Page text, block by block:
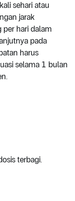
sehari atau
jarak
hari dalam
pada
harus
selama 1 bulan
terbagi.